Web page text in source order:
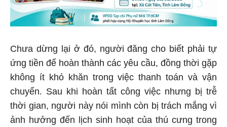
Chưa dừng lại ở đó, người đăng cho biết phải tự
ứng tiền để hoàn thành các yêu cầu, đồng thời gặp
không ít khó khăn trong việc thanh toán và vận
chuyển. Sau khi hoàn tất công việc nhưng bị trễ
thời gian, người này nói mình còn bị trách mắng vì
ảnh hưởng đến lịch sinh hoạt của thú cưng trong